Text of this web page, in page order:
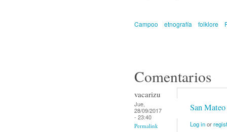
Campoo etnografía folklore
Comentarios
vacarizu
Jue,
28/09/2017
- 23:40
Permalink
San Mateo
Log inor